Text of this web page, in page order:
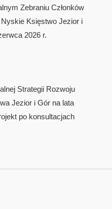
Zebraniu Członków
Księstwo Jezior i
2026 r.
Strategii Rozwoju
Jezior i Gór na lata
po konsultacjach